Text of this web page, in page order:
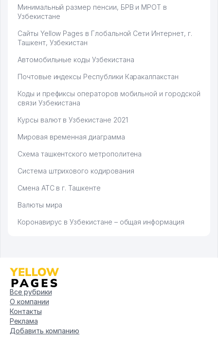
Минимальный размер пенсии, БРВ и МРОТ в
Узбекистане
Сайты Yellow Pages в Глобальной Сети Интернет, г.
Ташкент, Узбекистан
Автомобильные коды Узбекистана
Почтовые индексы Республики Каракалпакстан
Коды и префиксы операторов мобильной и городской
связи Узбекистана
Курсы валют в Узбекистане 2021
Мировая временная диаграмма
Схема ташкентского метрополитена
Система штрихового кодирования
Смена АТС в г. Ташкенте
Валюты мира
Коронавирус в Узбекистане – общая информация
Все рубрики
О компании
Контакты
Реклама
Добавить компанию